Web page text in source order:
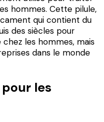
hommes. Cette pilule,
qui contient du
des siècles pour
les hommes, mais
dans le monde
les